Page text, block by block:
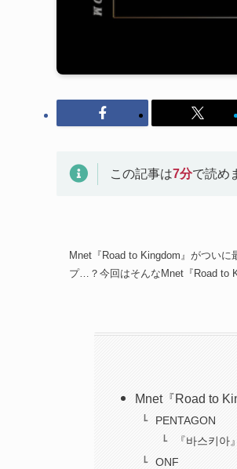
この記事は7分で読め
Mnet『Road to Kingdom』がつい
プ…？今回はそんなMnet『Road to
Mnet『Road to
PENTAGON
『바스키아』
ONF